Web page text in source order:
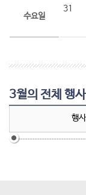
수요일
31
3월의 전체 행사
행